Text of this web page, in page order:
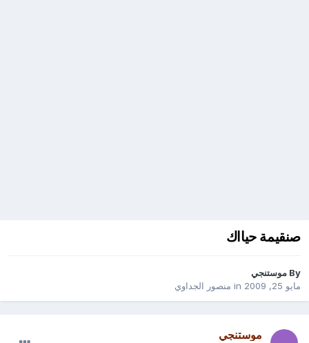
صنقيمة حيااك
By موستنجي
مايو 25, 2009
in منصور الجداوي
موستنجي